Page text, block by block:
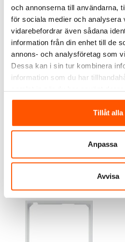
och annonserna till användarna,
för sociala medier och analysera
vidarebefordrar även sådana
information från din enhet till de
annons- och analysföretag som
Dessa kan i sin tur kombinera
information som du har
Tillåt alla
Anpassa
Avvisa
35,00 kr
LÄGG I VARUKORG